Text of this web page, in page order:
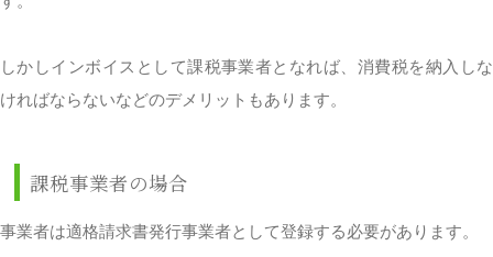
しかしインボイスとして課税事業者となれば、消費税を納入しな
ければならないなどのデメリットもあります。
課税事業者の場合
事業者は適格請求書発行事業者として登録する必要があります。